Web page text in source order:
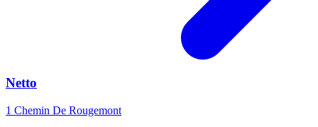
Netto
1 Chemin De Rougemont